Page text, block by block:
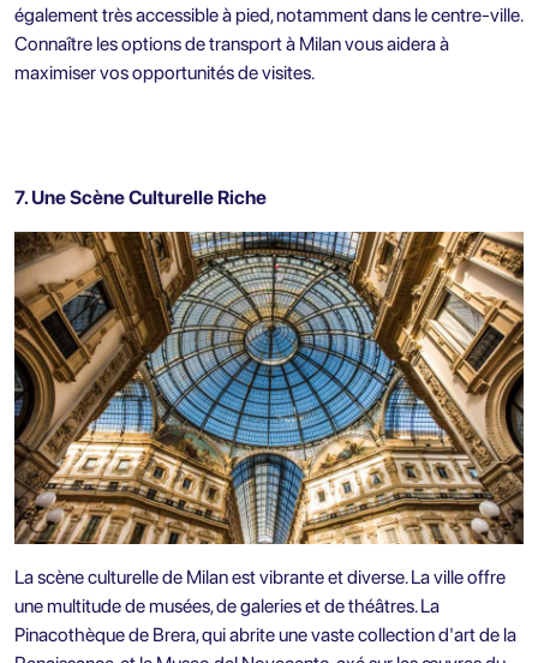
également très accessible à pied, notamment dans le centre-ville.
Connaître les options de transport à Milan vous aidera à
maximiser vos opportunités de visites.
7. Une Scène Culturelle Riche
La scène culturelle de Milan est vibrante et diverse. La ville offre
une multitude de musées, de galeries et de théâtres. La
Pinacothèque de Brera, qui abrite une vaste collection d'art de la